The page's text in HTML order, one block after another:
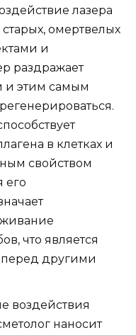
лазера
омертвелых
и
раздражает
и этим самым
в клетках и
свойством
его
что является
другими
воздействия
наносит